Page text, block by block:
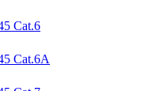
Cat.6
Cat.6A